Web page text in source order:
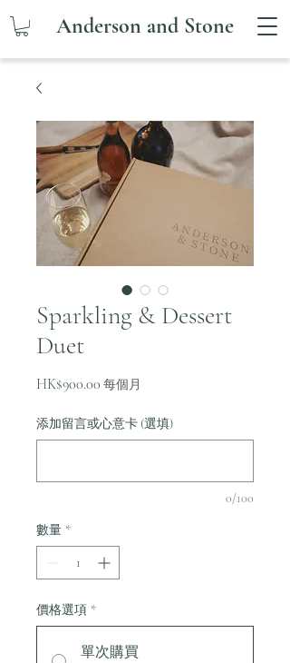
Anderson and Stone
Sparkling & Dessert
Duet
HK$900.00 價
每個月
添加留言或心意卡 (選填)
0/100
數量 *
價格選項 *
單次購買